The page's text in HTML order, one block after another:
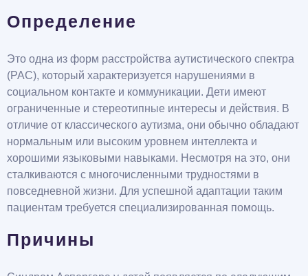
Определение
Это одна из форм расстройства аутистического спектра
(РАС), который характеризуется нарушениями в
социальном контакте и коммуникации. Дети имеют
ограниченные и стереотипные интересы и действия. В
отличие от классического аутизма, они обычно обладают
нормальным или высоким уровнем интеллекта и
хорошими языковыми навыками. Несмотря на это, они
сталкиваются с многочисленными трудностями в
повседневной жизни. Для успешной адаптации таким
пациентам требуется специализированная помощь.
Причины